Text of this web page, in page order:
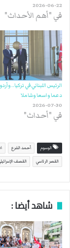
2026-06-22
في "أهم الأحداث"
الرئيس اللبناني في تركيا..
دعما واسعا وشاملا
2026-07-30
في "أحداث"
الوسوم أحمد الشرع
القصر الرئاسي القصف
شاهد أيضا :